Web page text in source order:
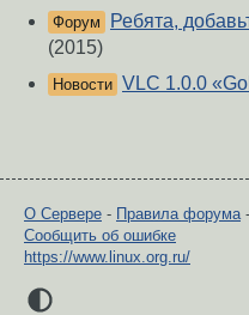
Форум
Ребята,
(2015)
Новости VLC 1.0.0
О Сервере - Правила форума-
Сообщить об ошибке
https://www.linux.org.ru/